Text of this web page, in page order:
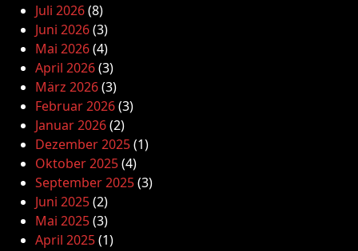
Juli 2026(8)
Juni 2026(3)
Mai 2026(4)
April 2026(3)
März 2026(3)
Februar 2026(3)
Januar 2026(2)
Dezember 2025(1)
Oktober 2025(4)
September 2025(3)
Juni 2025(2)
Mai 2025(3)
April 2025(1)